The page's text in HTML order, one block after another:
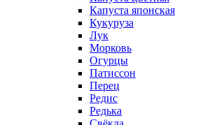
Капуста японская
Кукуруза
Лук
Морковь
Огурцы
Патиссон
Перец
Редис
Редька